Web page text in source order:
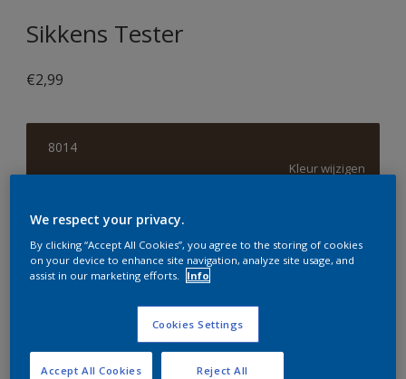
Sikkens Tester
€2,99
8014
Kleur wijzigen
Grootte
30 ML
We respect your privacy.
By clicking “Accept All Cookies”, you agree to the storing of cookies
on your device to enhance site navigation, analyze site usage, and
assist in our marketing efforts.
Info
Cookies Settings
Reject All
Accept All Cookies